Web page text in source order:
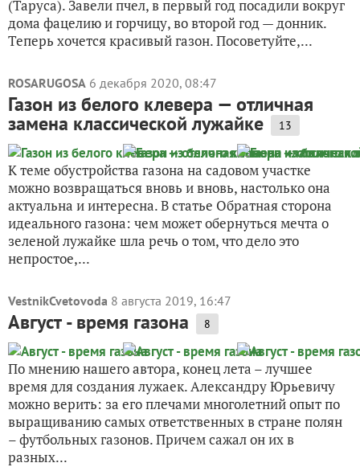
(Таруса). Завели пчел, в первый год посадили вокруг
дома фацелию и горчицу, во второй год — донник.
Теперь хочется красивый газон. Посоветуйте,...
ROSARUGOSA 6 декабря 2020, 08:47
Газон из белого клевера — отличная
замена классической лужайке 13
К теме обустройства газона на садовом участке
можно возвращаться вновь и вновь, настолько она
актуальна и интересна. В статье Обратная сторона
идеального газона: чем может обернуться мечта о
зеленой лужайке шла речь о том, что дело это
непростое,...
VestnikCvetovoda 8 августа 2019, 16:47
Август - время газона 8
По мнению нашего автора, конец лета – лучшее
время для создания лужаек. Александру Юрьевичу
можно верить: за его плечами многолетний опыт по
выращиванию самых ответственных в стране полян
– футбольных газонов. Причем сажал он их в
разных...